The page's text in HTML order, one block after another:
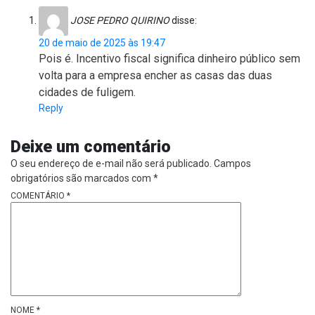
JOSE PEDRO QUIRINOdisse:
20 de maio de 2025 às 19:47
Pois é. Incentivo fiscal significa dinheiro público sem
volta para a empresa encher as casas das duas
cidades de fuligem.
Reply
Deixe um comentário
O seu endereço de e-mail não será publicado. Campos
obrigatórios são marcados com *
COMENTÁRIO *
NOME *